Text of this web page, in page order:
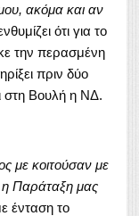
ακόμα και αν
ότι για το
την περασμένη
πριν δύο
στη Βουλή η ΝΔ.
με κοιτούσαν με
η Παράταξη μας
ένταση το